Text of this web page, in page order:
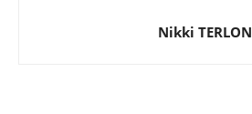
Nikki TERLON